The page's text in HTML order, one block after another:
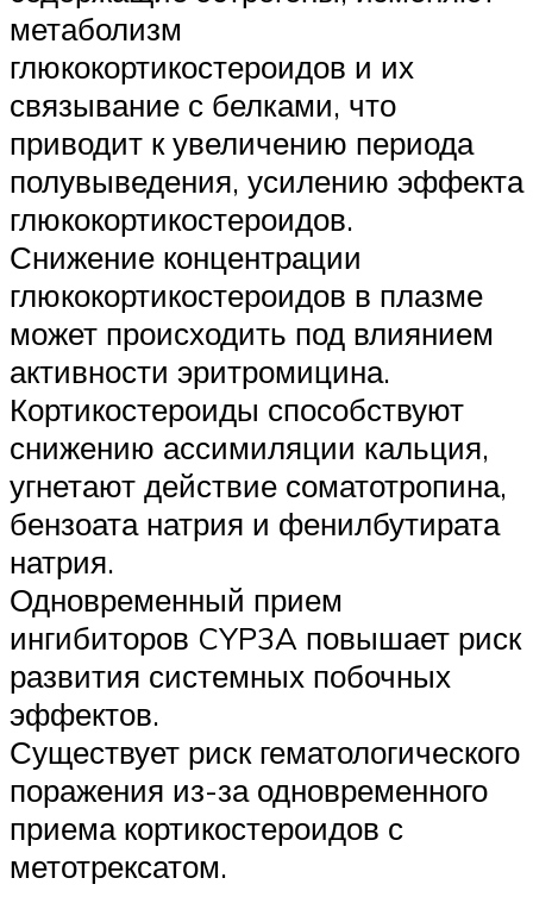
метаболизм
глюкокортикостероидов и их
связывание с белками, что
приводит к увеличению периода
полувыведения, усилению эффекта
глюкокортикостероидов.
Снижение концентрации
глюкокортикостероидов в плазме
может происходить под влиянием
активности эритромицина.
Кортикостероиды способствуют
снижению ассимиляции кальция,
угнетают действие соматотропина,
бензоата натрия и фенилбутирата
натрия.
Одновременный прием
ингибиторов CYP3A повышает риск
развития системных побочных
эффектов.
Существует риск гематологического
поражения из-за одновременного
приема кортикостероидов с
метотрексатом.